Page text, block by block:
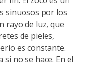
sinuosos por los
rayo de luz, que
de pieles,
es constante.
si no se hace. En el